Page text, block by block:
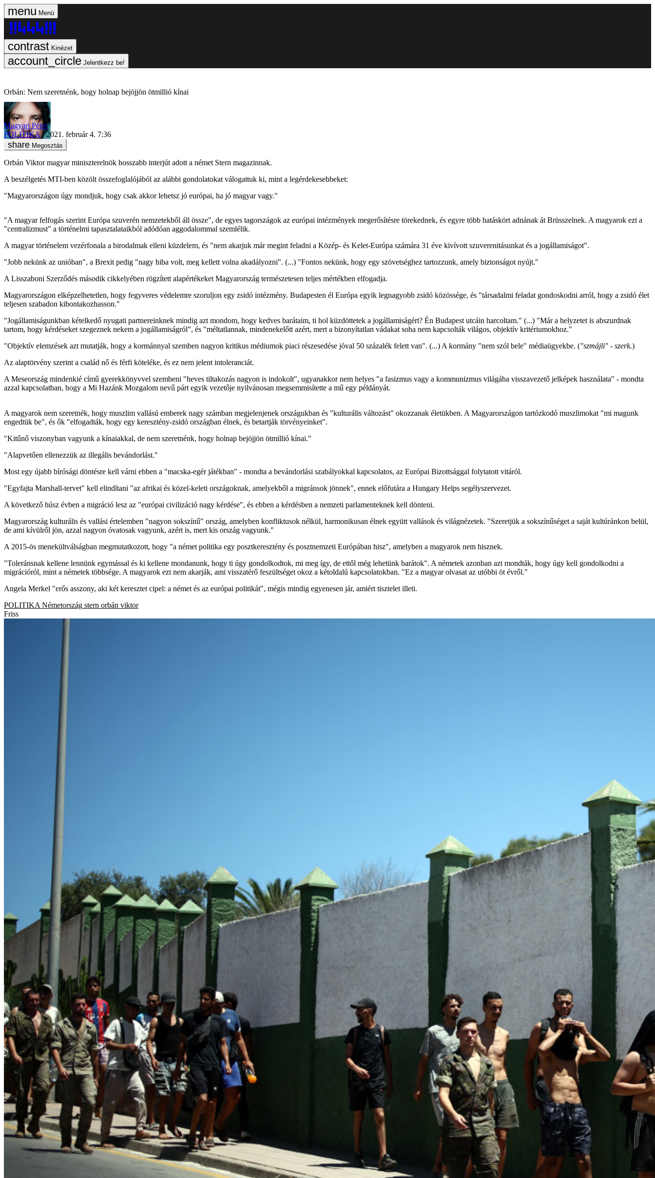
Menü
Kinézet
Jelentkezz be!
Orbán: Nem szeretnénk, hogy holnap bejöjjön ötmillió kínai
Magyari Péter
POLITIKA
2021. február 4. 7:36
Megosztás
Orbán Viktor magyar miniszterelnök hosszabb interjút adott a német Stern magazinnak.
A beszélgetés MTI-ben közölt összefoglalójából az alábbi gondolatokat válogattuk ki, mint a legérdekesebbeket:
"Magyarországon úgy mondjuk, hogy csak akkor lehetsz jó európai, ha jó magyar vagy."
"A magyar felfogás szerint Európa szuverén nemzetekből áll össze", de egyes tagországok az európai intézmények megerősítésre törekednek, és egyre több hatáskört adnának át Brüsszelnek. A magyarok ezt a
"centralizmust" a történelmi tapasztalataikból adódóan aggodalommal szemlélik.
A magyar történelem vezérfonala a birodalmak elleni küzdelem, és "nem akarjuk már megint feladni a Közép- és Kelet-Európa számára 31 éve kivívott szuverenitásunkat és a jogállamiságot".
"Jobb nekünk az unióban", a Brexit pedig "nagy hiba volt, meg kellett volna akadályozni". (...) "Fontos nekünk, hogy egy szövetséghez tartozzunk, amely biztonságot nyújt."
A Lisszaboni Szerződés második cikkelyében rögzített alapértékeket Magyarország természetesen teljes mértékben elfogadja.
Magyarországon elképzelhetetlen, hogy fegyveres védelemre szoruljon egy zsidó intézmény. Budapesten él Európa egyik legnagyobb zsidó közössége, és "társadalmi feladat gondoskodni arról, hogy a zsidó élet
teljesen szabadon kibontakozhasson."
"Jogállamiságunkban kételkedő nyugati partnereinknek mindig azt mondom, hogy kedves barátaim, ti hol küzdöttetek a jogállamiságért? Én Budapest utcáin harcoltam." (...) "Már a helyzetet is abszurdnak
tartom, hogy kérdéseket szegeznek nekem a jogállamiságról", és "méltatlannak, mindenekelőtt azért, mert a bizonyítatlan vádakat soha nem kapcsolták világos, objektív kritériumokhoz."
"Objektív elemzések azt mutatják, hogy a kormánnyal szemben nagyon kritikus médiumok piaci részesedése jóval 50 százalék felett van". (...) A kormány "nem szól bele" médiaügyekbe. ("szmájli" - szerk.)
Az alaptörvény szerint a család nő és férfi köteléke, és ez nem jelent intoleranciát.
A Meseország mindenkié című gyerekkönyvvel szembeni "heves tiltakozás nagyon is indokolt", ugyanakkor nem helyes "a fasizmus vagy a kommunizmus világába visszavezető jelképek használata" - mondta
azzal kapcsolatban, hogy a Mi Hazánk Mozgalom nevű párt egyik vezetője nyilvánosan megsemmisítette a mű egy példányát.
A magyarok nem szeretnék, hogy muszlim vallású emberek nagy számban megjelenjenek országukban és "kulturális változást" okozzanak életükben. A Magyarországon tartózkodó muszlimokat "mi magunk
engedtük be", és ők "elfogadták, hogy egy keresztény-zsidó országban élnek, és betartják törvényeinket".
"Kitűnő viszonyban vagyunk a kínaiakkal, de nem szeretnénk, hogy holnap bejöjjön ötmillió kínai."
"Alapvetően ellenezzük az illegális bevándorlást."
Most egy újabb bírósági döntésre kell várni ebben a "macska-egér játékban" - mondta a bevándorlási szabályokkal kapcsolatos, az Európai Bizottsággal folytatott vitáról.
"Egyfajta Marshall-tervet" kell elindítani "az afrikai és közel-keleti országoknak, amelyekből a migránsok jönnek", ennek előfutára a Hungary Helps segélyszervezet.
A következő húsz évben a migráció lesz az "európai civilizáció nagy kérdése", és ebben a kérdésben a nemzeti parlamenteknek kell dönteni.
Magyarország kulturális és vallási értelemben "nagyon sokszínű" ország, amelyben konfliktusok nélkül, harmonikusan élnek együtt vallások és világnézetek. "Szeretjük a sokszínűséget a saját kultúránkon belül,
de ami kívülről jön, azzal nagyon óvatosak vagyunk, azért is, mert kis ország vagyunk."
A 2015-ös menekültválságban megmutatkozott, hogy "a német politika egy posztkeresztény és posztnemzeti Európában hisz", amelyben a magyarok nem hisznek.
"Toleránsnak kellene lennünk egymással és ki kellene mondanunk, hogy ti úgy gondolkodtok, mi meg így, de ettől még lehetünk barátok". A németek azonban azt mondták, hogy úgy kell gondolkodni a
migrációról, mint a németek többsége. A magyarok ezt nem akarják, ami visszatérő feszültséget okoz a kétoldalú kapcsolatokban. "Ez a magyar olvasat az utóbbi öt évről."
Angela Merkel "erős asszony, aki két keresztet cipel: a német és az európai politikát", mégis mindig egyenesen jár, amiért tisztelet illeti.
POLITIKA Németország stern orbán viktor
Friss